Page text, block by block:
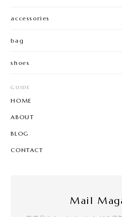
accessories
bag
shoes
GUIDE
HOME
ABOUT
BLOG
CONTACT
Mail